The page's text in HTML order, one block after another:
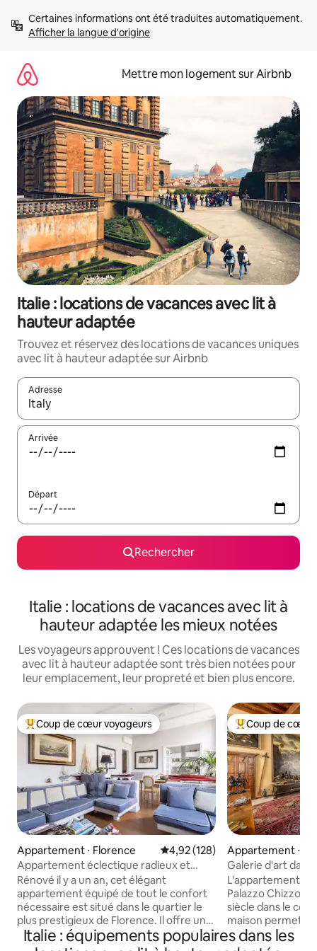
directement
Afficher la langue d'origine
Mettre mon logement sur Airbnb
Italie : locations de vacances avec lit à
hauteur adaptée
Trouvez et réservez des locations de vacances uniques
avec lit à hauteur adaptée sur Airbnb
Adresse
Lorsque les résultats s'affichent, utilisez les flèches vers le
Arrivée
Départ
Rechercher
Italie : locations de vacances avec lit à
hauteur adaptée les mieux notées
Les voyageurs approuvent ! Ces locations de vacances
avec lit à hauteur adaptée sont très bien notées pour
leur emplacement, leur propreté et bien plus encore.
Coups de cœur voyageurs les plus appréciés
Coup de cœur voyageurs
Appartement ⋅ Florence Évaluation moyenne sur la
4,92 (128)
Appartement éclectique radieux et
luxueux à Oltrarno
Rénové il y a un an, cet élégant
appartement équipé de tout le confort
nécessaire est situé dans le quartier le
plus prestigieux de Florence. Il offre un
accès facile au centre historique de la
ville. De plus, le stationnement est très
Coups de cœur
Coup de cœur
Appartement ⋅
Galerie d'art dans
Dogeshouse
L'appartement
Palazzo Chizzola,
siècle dans le
maison permet
des séjours
une atmosphère
Italie : équipements populaires dans les